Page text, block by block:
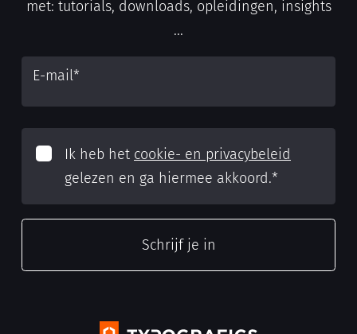
met: tutorials, downloads, opleidingen, insights
...
E-mail*
Ik heb het cookie- en privacybeleid
gelezen en ga hiermee akkoord.*